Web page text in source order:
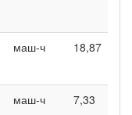
маш-ч 18,87
маш-ч 7,33